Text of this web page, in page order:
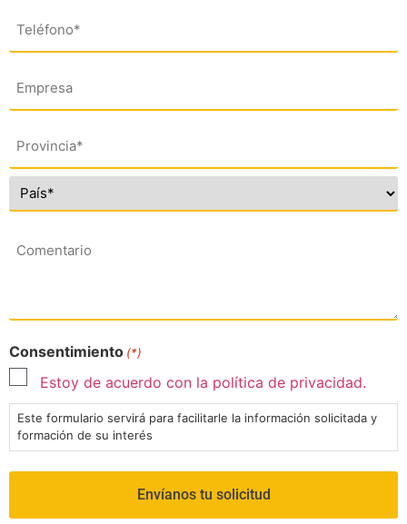
(*)
Consentimiento (*)
Estoy de acuerdo con la política de privacidad.
Este formulario servirá para facilitarle la información solicitada y
formación de su interés